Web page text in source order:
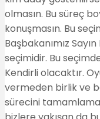
olmasın. Bu süreç
konuşmasın. Bu
Başbakanımız
seçimidir. Bu
Kendirli olacaktır.
vermeden birlik ve
sürecini